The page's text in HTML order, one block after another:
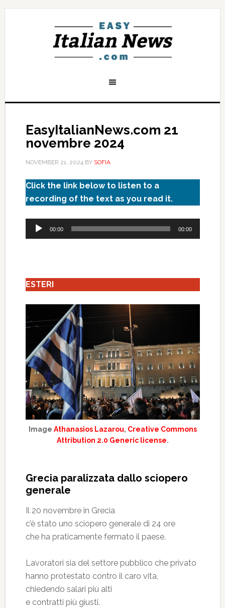
EasyItalianNews.com 21
novembre 2024
NOVEMBER 21, 2024BY SOFIA
Click the link below to listen to a
recording of the text as you read it.
Audio
Player
00:00 00:00
ESTERI
Image Athanasios Lazarou, Creative Commons
Attribution 2.0 Generic license.
Grecia paralizzata dallo sciopero
generale
Il 20 novembre in Grecia
c’è stato uno sciopero generale di 24 ore
che ha praticamente fermato il paese.
Lavoratori sia del settore pubblico che privato
hanno protestato contro il caro vita,
chiedendo salari più alti
e contratti più giusti.